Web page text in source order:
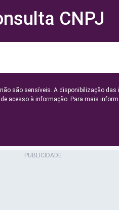
CNPJ
são sensíveis. A disponibilização das
acesso à informação. Para mais